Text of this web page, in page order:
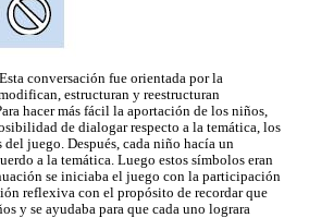
conversación fue orientada por la
estructuran y reestructuran
hacer más fácil la aportación de los niños,
de dialogar respecto a la temática, los
juego. Después, cada niño hacía un
a la temática. Luego estos símbolos eran
se iniciaba el juego con la participación
reflexiva con el propósito de recordar que
y se ayudaba para que cada uno lograra